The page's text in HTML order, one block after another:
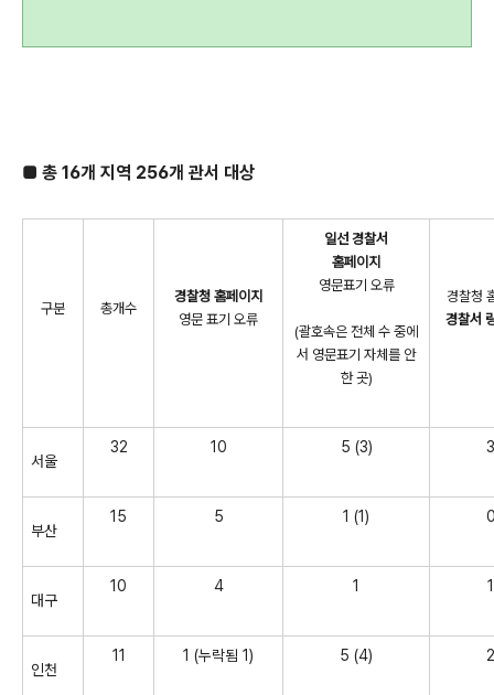
■ 총 16개 지역 256개 관서 대상
구분 총개수
경찰청 홈페이지
영문 표기 오류
일선 경찰서
홈페이지
영문표기 오류
(괄호속은 전체 수 중에
서 영문표기 자체를 안
한 곳)
경찰청
경찰서
서울
32 10 5 (3) 3
부산
15 5 1 (1)
대구
10 4 1 1
인천
11 1 (누락됨 1) 5 (4) 2